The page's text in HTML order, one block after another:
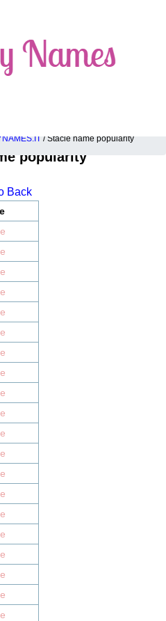
baby names!
/ Stacie name popularity
popularity
Back